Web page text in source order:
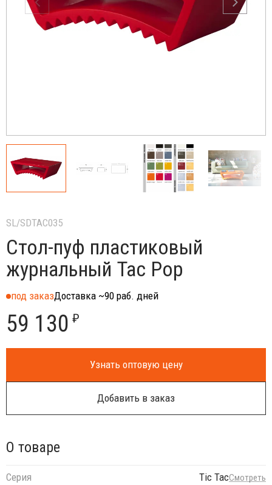
SL/SDTAC035
Стол-пуф пластиковый
журнальный Tac Pop
под заказДоставка ~90 раб. дней
59 130 ₽
Узнать оптовую цену
Добавить в заказ
О товаре
Серия Tic TacСмотреть